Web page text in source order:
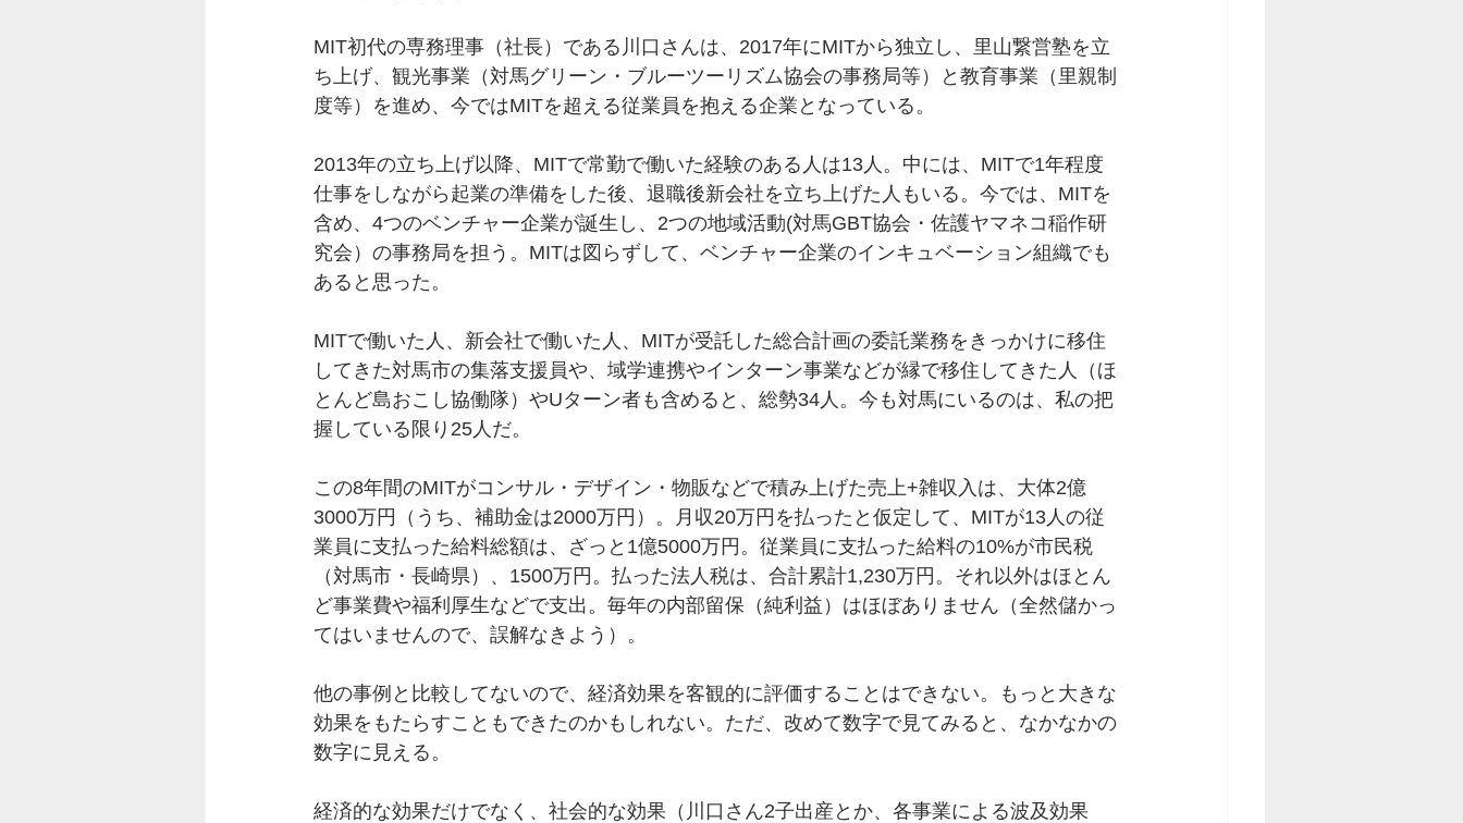
MIT初代の専務理事（社長）である川口さんは、2017年にMITから独立し、里山繋営塾を立
ち上げ、観光事業（対馬グリーン・ブルーツーリズム協会の事務局等）と教育事業（里親制
度等）を進め、今ではMITを超える従業員を抱える企業となっている。
2013年の立ち上げ以降、MITで常勤で働いた経験のある人は13人。中には、MITで1年程度
仕事をしながら起業の準備をした後、退職後新会社を立ち上げた人もいる。今では、MITを
含め、4つのベンチャー企業が誕生し、2つの地域活動(対馬GBT協会・佐護ヤマネコ稲作研
究会）の事務局を担う。MITは図らずして、ベンチャー企業のインキュベーション組織でも
あると思った。
MITで働いた人、新会社で働いた人、MITが受託した総合計画の委託業務をきっかけに移住
してきた対馬市の集落支援員や、域学連携やインターン事業などが縁で移住してきた人（ほ
とんど島おこし協働隊）やUターン者も含めると、総勢34人。今も対馬にいるのは、私の把
握している限り25人だ。
この8年間のMITがコンサル・デザイン・物販などで積み上げた売上+雑収入は、大体2億
3000万円（うち、補助金は2000万円）。月収20万円を払ったと仮定して、MITが13人の従
業員に支払った給料総額は、ざっと1億5000万円。従業員に支払った給料の10%が市民税
（対馬市・長崎県）、1500万円。払った法人税は、合計累計1,230万円。それ以外はほとん
ど事業費や福利厚生などで支出。毎年の内部留保（純利益）はほぼありません（全然儲かっ
てはいませんので、誤解なきよう）。
他の事例と比較してないので、経済効果を客観的に評価することはできない。もっと大きな
効果をもたらすこともできたのかもしれない。ただ、改めて数字で見てみると、なかなかの
数字に見える。
経済的な効果だけでなく、社会的な効果（川口さん2子出産とか、各事業による波及効果